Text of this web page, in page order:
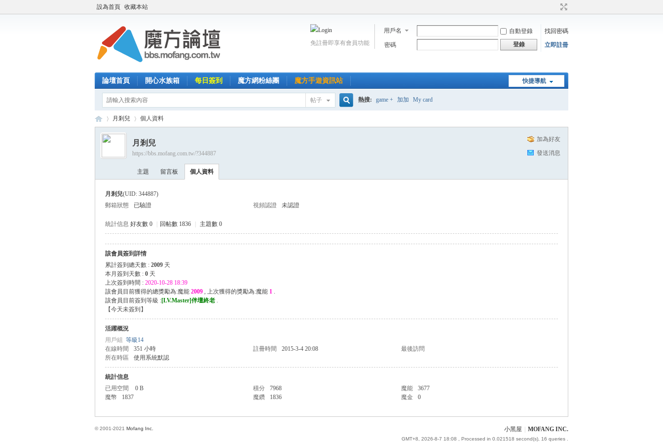
設為首頁 收藏本站
用戶名 自動登錄
找回密碼
密碼
登錄 立即註冊
免註冊即享有會員功能
快捷導航
論壇首頁 開心水族箱 每日簽到 魔方網粉絲團 魔方手遊資訊站
帖子 熱搜: game + 加加 My card
›
月剎兒 個人資料
加為好友
發送消息
月剎兒
https://bbs.mofang.com.tw/?344887
主題 留言板 個人資料
月剎兒(UID: 344887)
郵箱狀態
已驗證 視頻認證 未認證
統計信息 好友數 0 回帖數 1836 主題數 0
該會員簽到詳情
累計簽到總天數 : 2009 天
本月簽到天數 : 0 天
上次簽到時間 : 2020-10-28 18:39
該會員目前獲得的總獎勵為:魔能 2009 , 上次獲得的獎勵為:魔能 1 .
該會員目前簽到等級 :[LV.Master]伴壇終老 .
【今天未簽到 】
活躍概況
用戶組 等級14
在線時間
351 小時 註冊時間 2015-3-4 20:08
最後訪問
所在時區
使用系統默認
統計信息
已用空間
0 B 積分 7968 魔能
3677
魔幣
1837 魔鑽 1836 魔金 0
小黑屋 MOFANG INC.
GMT+8, 2026-8-7 18:08 , Processed in 0.021518 second(s), 16 queries .
© 2001-2021 Mofang Inc.